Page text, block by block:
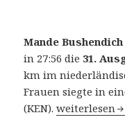
Mande Bushendich
in 27:56 die 31.
km im
Frauen siegte in
(KEN).31.
weiterlesen